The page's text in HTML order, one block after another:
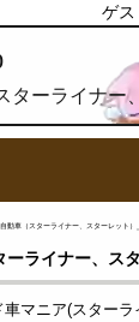
ゲス
ターライナー
動車（スターライナー、スターレット）
ーライナー、ス
マニア(スターラ